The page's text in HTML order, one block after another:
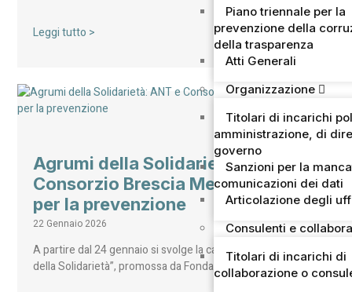
Piano triennale per la
prevenzione della
della trasparenza
Atti Generali
Organizzazione
Titolari di incarichi
amministrazione, di
governo
Sanzioni per la
comunicazioni dei dati
Articolazione degli
Consulenti e
Titolari di incarichi di
collaborazione o
Leggi tutto >
Agrumi della Solidarietà: ANT e
Consorzio Brescia Mercati uniti
per la prevenzione
22 Gennaio 2026
A partire dal 24 gennaio si svolge la campagna “Agrumi
della Solidarietà”, promossa da Fondazione ANT…